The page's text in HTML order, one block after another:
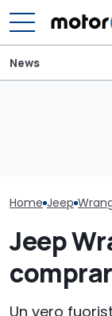
News
Home Jeep
Jeep
Un vero